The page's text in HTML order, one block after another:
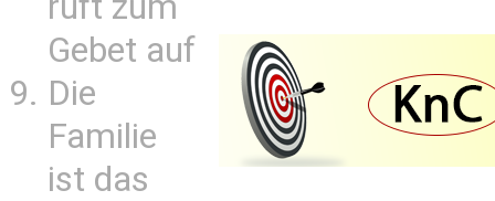
Gebet auf
Die
Familie
ist das